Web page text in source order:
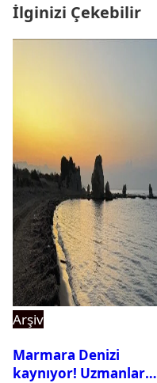
İlginizi Çekebilir
Arşiv
Marmara Denizi
kaynıyor! Uzmanlar